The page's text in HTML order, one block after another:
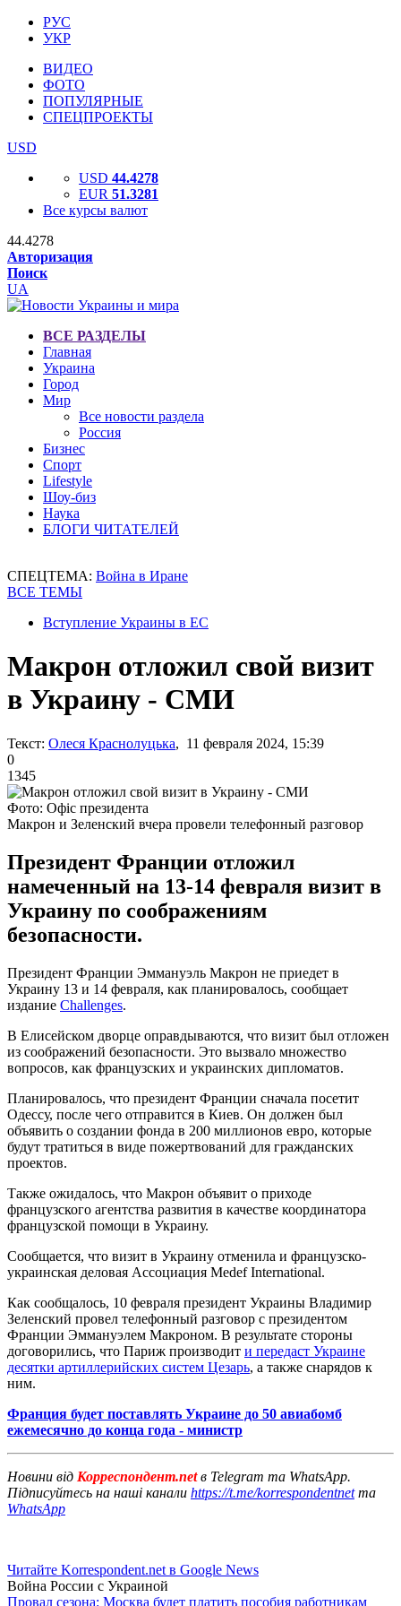
РУС
УКР
ВИДЕО
ФОТО
ПОПУЛЯРНЫЕ
СПЕЦПРОЕКТЫ
USD
USD 44.4278
EUR 51.3281
Все курсы валют
44.4278
Авторизация
Поиск
UA
ВСЕ РАЗДЕЛЫ
Главная
Украина
Город
Мир
Все новости раздела
Россия
Бизнес
Спорт
Lifestyle
Шоу-биз
Наука
БЛОГИ ЧИТАТЕЛЕЙ
СПЕЦТЕМА: Война в Иране
ВСЕ ТЕМЫ
Вступление Украины в ЕС
Макрон отложил свой визит
в Украину - СМИ
Текст: Олеся Краснолуцька, 11 февраля 2024, 15:39
0
1345
Фото: Офіс президента
Макрон и Зеленский вчера провели телефонный разговор
Президент Франции отложил
намеченный на 13-14 февраля визит в
Украину по соображениям
безопасности.
Президент Франции Эммануэль Макрон не приедет в
Украину 13 и 14 февраля, как планировалось, сообщает
издание Challenges.
В Елисейском дворце оправдываются, что визит был отложен
из соображений безопасности. Это вызвало множество
вопросов, как французских и украинских дипломатов.
Планировалось, что президент Франции сначала посетит
Одессу, после чего отправится в Киев. Он должен был
объявить о создании фонда в 200 миллионов евро, которые
будут тратиться в виде пожертвований для гражданских
проектов.
Также ожидалось, что Макрон объявит о приходе
французского агентства развития в качестве координатора
французской помощи в Украину.
Сообщается, что визит в Украину отменила и французско-
украинская деловая Ассоциация Medef International.
Как сообщалось, 10 февраля президент Украины Владимир
Зеленский провел телефонный разговор с президентом
Франции Эммануэлем Макроном. В результате стороны
договорились, что Париж производит и передаст Украине
десятки артиллерийских систем Цезарь, а также снарядов к
ним.
Франция будет поставлять Украине до 50 авиабомб
ежемесячно до конца года - министр
Новини від Корреспондент.netв Telegram та WhatsApp.
Підписуйтесь на наші канали https://t.me/korrespondentnetта
WhatsApp
Читайте Korrespondent.net в Google News
Война России с Украиной
Провал сезона: Москва будет платить пособия работникам